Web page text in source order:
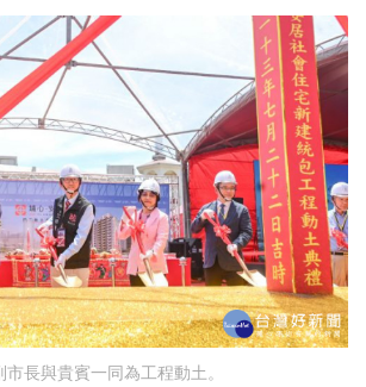
市長與貴賓一同為工程動土。